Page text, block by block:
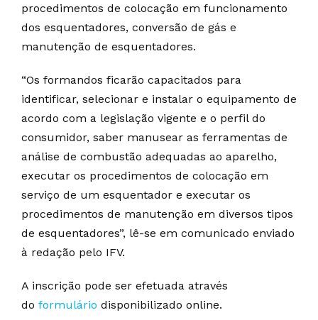
procedimentos de colocação em funcionamento
dos esquentadores, conversão de gás e
manutenção de esquentadores.
“Os formandos ficarão capacitados para
identificar, selecionar e instalar o equipamento de
acordo com a legislação vigente e o perfil do
consumidor, saber manusear as ferramentas de
análise de combustão adequadas ao aparelho,
executar os procedimentos de colocação em
serviço de um esquentador e executar os
procedimentos de manutenção em diversos tipos
de esquentadores”, lê-se em comunicado enviado
à redação pelo IFV.
A inscrição pode ser efetuada através
do formulário disponibilizado online.